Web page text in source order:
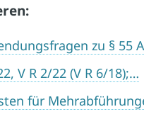
zu § 55
V R 2/22 (V R 6/18);…
für